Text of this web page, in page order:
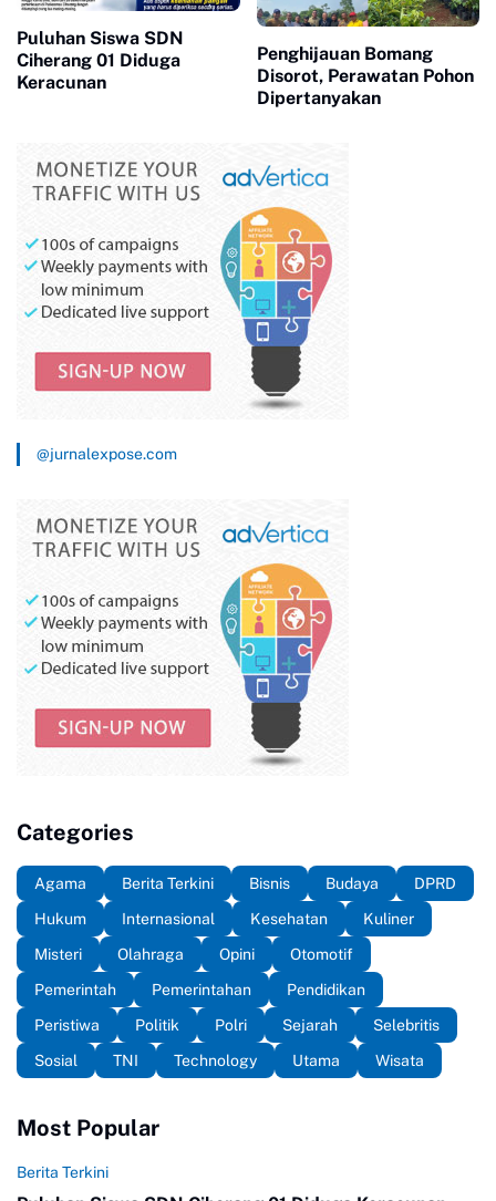
Puluhan Siswa SDN
Ciherang 01 Diduga
Keracunan
Penghijauan Bomang
Disorot, Perawatan Pohon
Dipertanyakan
@jurnalexpose.com
Categories
Agama Berita Terkini Bisnis Budaya
DPRD
Hukum
Internasional Kesehatan
Kuliner
Misteri
Olahraga Opini
Otomotif
Pemerintah
Pemerintahan
Pendidikan
Peristiwa
Politik Polri Sejarah
Selebritis
Sosial
TNI Technology Utama Wisata
Most Popular
Berita Terkini